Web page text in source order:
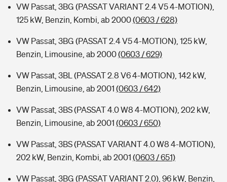
VW Passat, 3BG (PASSAT VARIANT 2.4 V5 4-MOTION),
125 kW, Benzin, Kombi, ab 2000(0603 / 628)
VW Passat, 3BG (PASSAT 2.4 V5 4-MOTION), 125 kW,
Benzin, Limousine, ab 2000(0603 / 629)
VW Passat, 3BL (PASSAT 2.8 V6 4-MOTION), 142 kW,
Benzin, Limousine, ab 2001 (0603 / 642)
VW Passat, 3BS (PASSAT 4.0 W8 4-MOTION), 202 kW,
Benzin, Limousine, ab 2001 (0603 / 650)
VW Passat, 3BS (PASSAT VARIANT 4.0 W8 4-MOTION),
202 kW, Benzin, Kombi, ab 2001 (0603 / 651)
VW Passat, 3BG (PASSAT VARIANT 2.0), 96 kW, Benzin,